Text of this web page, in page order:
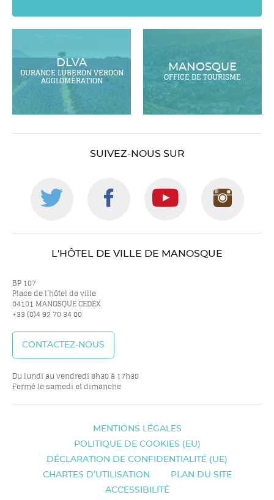
DLVA
DURANCE LUBERON VERDON
AGGLOMÉRATION
MANOSQUE
OFFICE DE TOURISME
SUIVEZ-NOUS SUR
Suivez-
nous
sur
twitter
Suivez-
nous
facebook
Suivez-
nous
L'HÔTEL DE VILLE DE MANOSQUE
BP 107
Place de l’hôtel de ville
04101 MANOSQUE CEDEX
+33 (0)4 92 70 34 00
CONTACTEZ-NOUS
Du lundi au vendredi 8h30 à 17h30
Fermé le samedi et dimanche
MENTIONS LÉGALES
POLITIQUE DE COOKIES (EU)
DÉCLARATION DE CONFIDENTIALITÉ (UE)
CHARTES D’UTILISATION
PLAN DU SITE
ACCESSIBILITÉ